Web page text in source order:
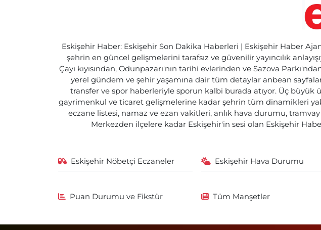
Eskişehir Haber: Eskişehir Son Dakika Haberleri | Eskişehir Haber
şehrin en güncel gelişmelerini tarafsız ve güvenilir yayıncılık
Çayı kıyısından, Odunpazarı'nın tarihi evlerinden ve Sazova
yerel gündem ve şehir yaşamına dair tüm detaylar anbean
transfer ve spor haberleriyle sporun kalbi burada atıyor. Üç
gayrimenkul ve ticaret gelişmelerine kadar şehrin tüm dinamikleri
eczane listesi, namaz ve ezan vakitleri, anlık hava durumu,
Merkezden ilçelere kadar Eskişehir'in sesi olan Eskişehir
Eskişehir Nöbetçi Eczaneler Eskişehir Hava Durumu
Puan Durumu ve Fikstür Tüm Manşetler